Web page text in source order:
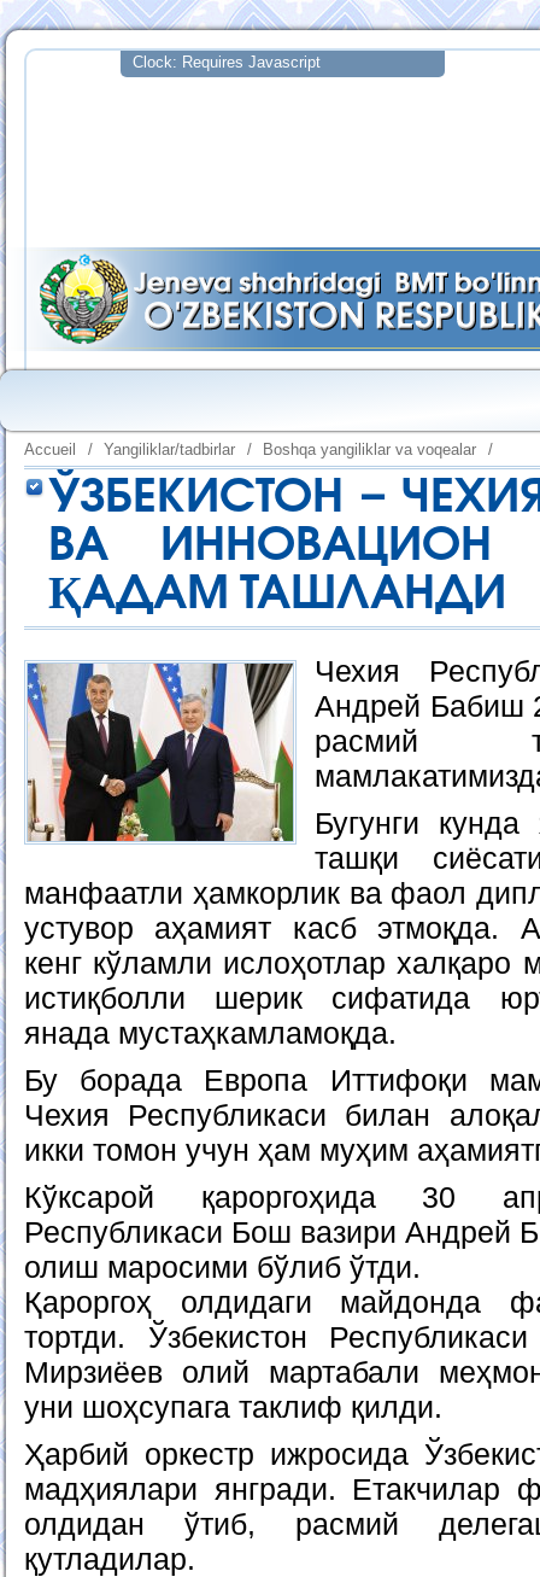
Accueil / Yangiliklar/tadbirlar / Boshqa yangiliklar va voqealar /
ЎЗБЕКИСТОН –
ВА
ҚАДАМ ТАШЛАНДИ
Чехия
Андрей Бабиш
расмий
Бугунги кунда
ташқи
манфаатли ҳамкорлик ва фаол
устувор аҳамият касб этмоқда.
кенг кўламли ислоҳотлар
истиқболли шерик сифатида
янада мустаҳкамламоқда.
Бу борада Европа Иттифоқи
Чехия Республикаси билан
икки томон учун ҳам муҳим
Кўксарой қароргоҳида 30
Республикаси Бош вазири Андрей
олиш маросими бўлиб ўтди.
Қароргоҳ олдидаги майдонда
тортди. Ўзбекистон
Мирзиёев олий мартабали
уни шоҳсупага таклиф қилди.
Ҳарбий оркестр ижросида
мадҳиялари янгради. Етакчилар
олдидан ўтиб, расмий
қутладилар.